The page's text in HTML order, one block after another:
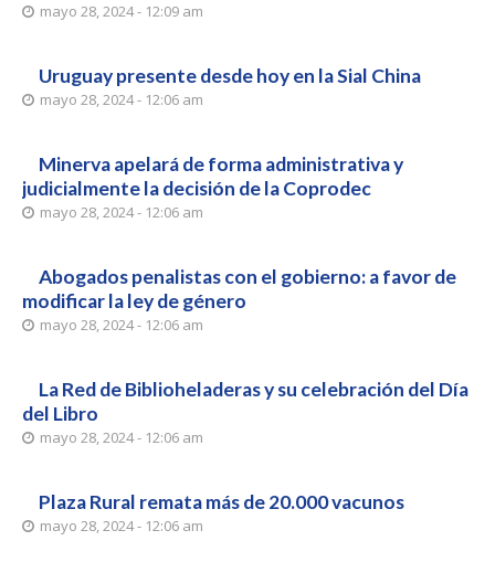
mayo 28, 2024 - 12:09 am
Uruguay presente desde hoy en la Sial China
mayo 28, 2024 - 12:06 am
Minerva apelará de forma administrativa y
judicialmente la decisión de la Coprodec
mayo 28, 2024 - 12:06 am
Abogados penalistas con el gobierno: a favor de
modificar la ley de género
mayo 28, 2024 - 12:06 am
La Red de Biblioheladeras y su celebración del Día
del Libro
mayo 28, 2024 - 12:06 am
Plaza Rural remata más de 20.000 vacunos
mayo 28, 2024 - 12:06 am